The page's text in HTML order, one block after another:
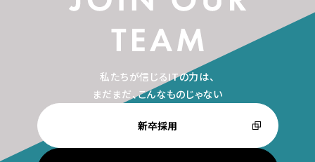
私たちが信じるITの力は、
まだまだ、こんなものじゃない
新卒採用